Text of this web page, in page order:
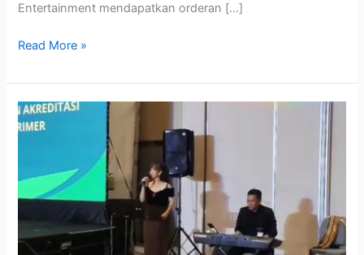
Entertainment mendapatkan orderan […]
Read More »
Sewa
LED
Tunggal
Hotel
Harris